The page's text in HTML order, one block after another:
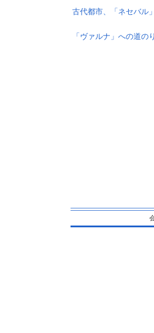
古代都市、「ネセバル
「ヴァルナ」への道